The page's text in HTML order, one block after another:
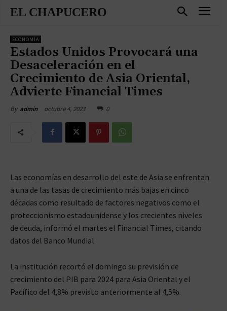
EL CHAPUCERO
ECONOMÍA
Estados Unidos Provocará una
Desaceleración en el
Crecimiento de Asia Oriental,
Advierte Financial Times
By admin octubre 4, 2023 0
Las economías en desarrollo del este de Asia se enfrentan
a una de las tasas de crecimiento más bajas en cinco
décadas como resultado de factores negativos como el
proteccionismo estadounidense y los crecientes niveles
de deuda, informó el martes el Financial Times, citando
datos del Banco Mundial.
La institución recortó el domingo su previsión de
crecimiento del PIB para 2024 para Asia Oriental y el
Pacífico del 4,8% previsto anteriormente al 4,5%.